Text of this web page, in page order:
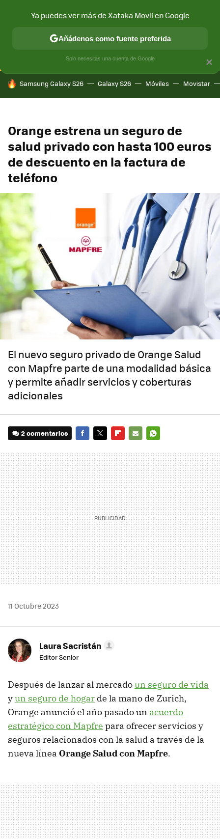
CONECTIVIDAD MÓVIL Y SOCIEDAD APLICACIONES
HOY SE HABLA DE
Samsung Galaxy S26 Galaxy S26 Móviles Movistar
Orange estrena un seguro de
salud privado con hasta 100 euros
de descuento en la factura de
teléfono
El nuevo seguro privado de Orange Salud
con Mapfre parte de una modalidad básica
y permite añadir servicios y coberturas
adicionales
2 comentarios
MAIL
11 Octubre 2023
Laura Sacristán
Editor Senior
Después de lanzar al mercadoun seguro de vida
yun seguro de hogar de la mano de Zurich,
Orange anunció el año pasado un acuerdo
estratégico con Mapfre para ofrecer servicios y
seguros relacionados con la salud a través de la
nueva línea Orange Salud con Mapfre.
×
Ya puedes ver más de Xataka Movil en Google
Añádenos como fuente preferida
Solo necesitas una cuenta de Google